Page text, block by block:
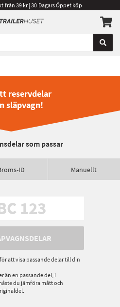
från 39 kr | 30 Dagars Öppet köp
reservdelar
släpvagn!
som passar
ID Manuellt
att visa passande delar till din
än en passande del, i
du jämföra mått och